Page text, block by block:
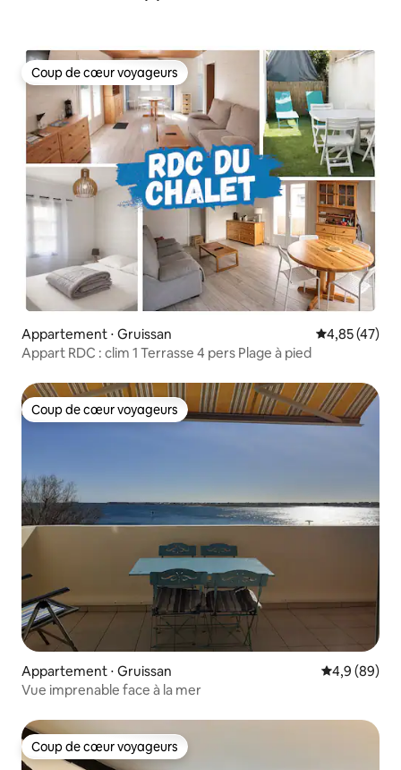
Coup de cœur voyageurs
Coup de cœur voyageurs
Appartement ⋅ Gruissan Évaluation
4,85 (47)
Appart RDC : clim 1 Terrasse 4 pers Plage à pied
Coup de cœur voyageurs
Coup de cœur voyageurs
Appartement ⋅ Gruissan Évaluation
4,9 (89)
Vue imprenable face à la mer
Coup de cœur voyageurs
Coup de cœur voyageurs